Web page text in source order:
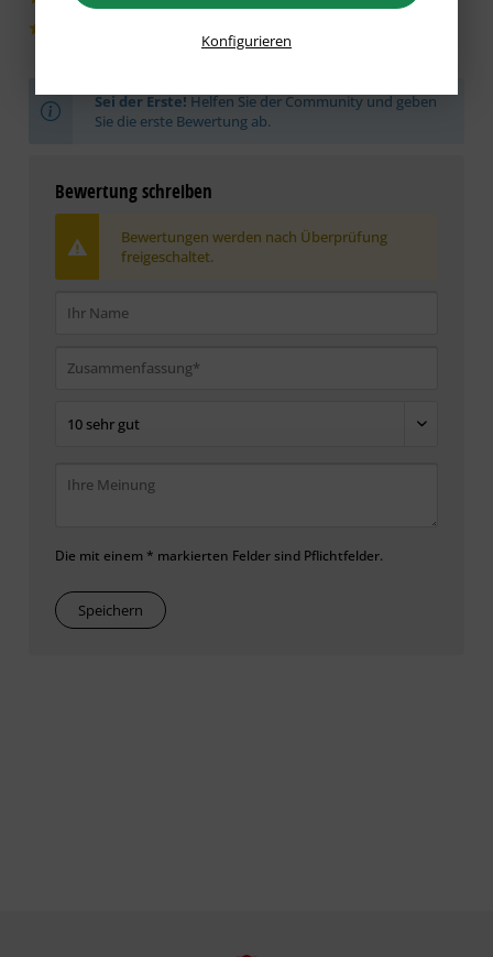
Sei der Erste!Helfen Sie der Community und geben
Sie die erste Bewertung ab.
Bewertung schreiben
Bewertungen werden nach Überprüfung
freigeschaltet.
Die mit einem * markierten Felder sind Pflichtfelder.
Speichern
Konfigurieren